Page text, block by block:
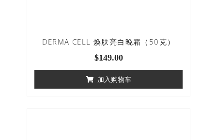
DERMA CELL 焕肤亮白晚霜（50克）
$149.00
加入购物车